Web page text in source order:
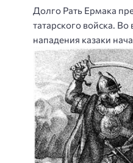
Долго Рать Ермака
татарского войска.
нападения казаки